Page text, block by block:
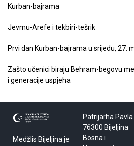
Kurban-bajrama
Jevmu-Arefe i tekbiri-tešrik
Prvi dan Kurban-bajrama u srijedu, 27.
Zašto učenici biraju Behram-begovu
i generacije uspjeha
Medžlis Bijeljina je
Patrijarha Pavla
76300 Bijeljina
Bosna i